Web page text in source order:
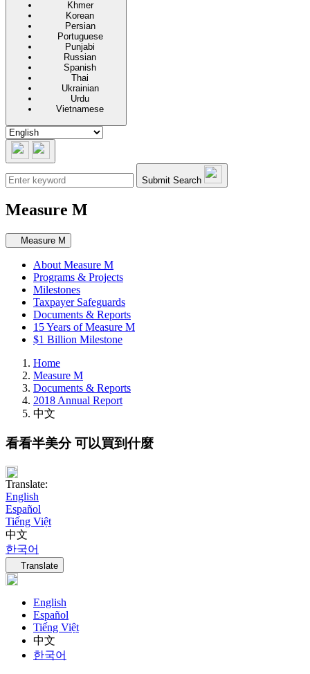
Khmer
Korean
Persian
Portuguese
Punjabi
Russian
Spanish
Thai
Ukrainian
Urdu
Vietnamese
Submit Search
Measure M
Secondary navigation
Measure M
About Measure M
Programs & Projects
Milestones
Taxpayer Safeguards
Documents & Reports
15 Years of Measure M
$1 Billion Milestone
Home
Measure M
Documents & Reports
2018 Annual Report
中文
看看半美分 可以買到什麼
Translate:
English
Español
Tiếng Việt
中文
한국어
Language navigation
Translate
English
Español
Tiếng Việt
中文
한국어